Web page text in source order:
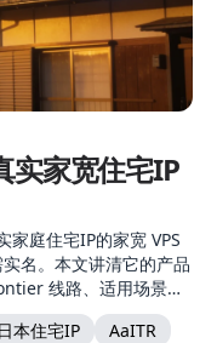
实家宽住宅IP
庭住宅IP的家宽 VPS
名。本文讲清它的产品
线路、适用场景，
日本住宅IP
AaITR